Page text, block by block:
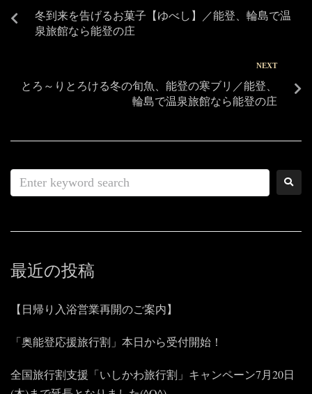
冬到来を告げるお菓子【ゆべし】／能登、輪島で温
泉旅館なら能登の庄
NEXT
とろ～りとろける冬の旬魚、能登の寒ブリ／能登、
輪島で温泉旅館なら能登の庄
最近の投稿
【日帰り入浴営業再開のご案内】
「奥能登応援旅行割」本日から受付開始！
全国旅行割支援「いしかわ旅行割」キャンペーン7月20日